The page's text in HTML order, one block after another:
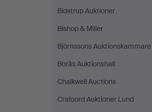
Bidstrup Auktioner
Bishop & Miller
Björnssons Auktionskammare
Borås Auktionshall
Chalkwell Auctions
Crafoord Auktioner Lund